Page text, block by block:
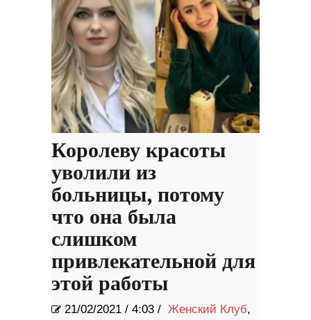
Королеву красоты
уволили из
больницы, потому
что она была
слишком
привлекательной для
этой работы
21/02/2021 / 4:03 / Женский Клуб,